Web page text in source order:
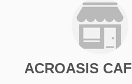
ACROASIS